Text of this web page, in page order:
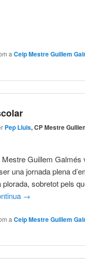
a Ceip Mestre Guillem
Pep Lluis, CP Mestre
Guillem Galmés
una jornada plena
plorada, sobretot pels
→
a Ceip Mestre Guillem